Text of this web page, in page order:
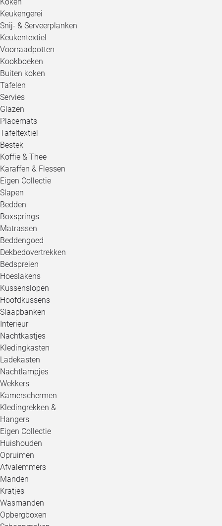
Keukengerei
Snij- & Serveerplanken
Keukentextiel
Voorraadpotten
Kookboeken
Buiten koken
Tafelen
Servies
Glazen
Placemats
Tafeltextiel
Bestek
Koffie & Thee
Karaffen & Flessen
Eigen Collectie
Slapen
Bedden
Boxsprings
Matrassen
Beddengoed
Dekbedovertrekken
Bedspreien
Hoeslakens
Kussenslopen
Hoofdkussens
Slaapbanken
Interieur
Nachtkastjes
Kledingkasten
Ladekasten
Nachtlampjes
Wekkers
Kamerschermen
Kledingrekken &
Hangers
Eigen Collectie
Huishouden
Opruimen
Afvalemmers
Manden
Kratjes
Wasmanden
Opbergboxen